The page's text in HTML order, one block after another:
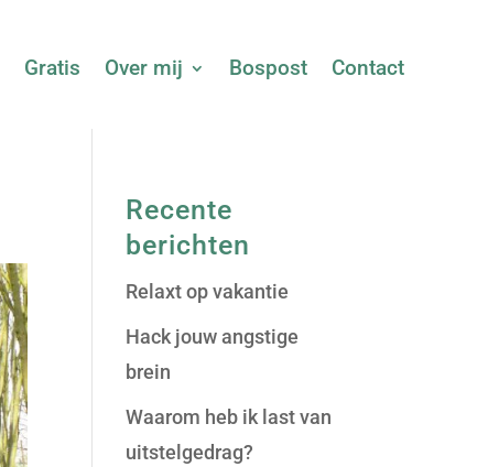
Gratis Over mij Bospost Contact
Recente
berichten
Relaxt op vakantie
Hack jouw angstige
brein
Waarom heb ik last van
uitstelgedrag?